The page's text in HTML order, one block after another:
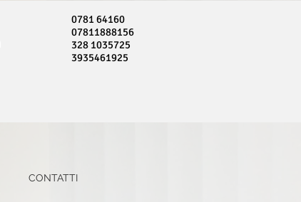
0781 64160
07811888156
328 1035725
3935461925
CONTATTI